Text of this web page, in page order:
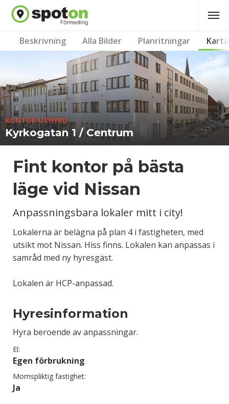
Beskrivning Alla Bilder Planritningar Karta
KONTOR UTHYRD
Kyrkogatan 1 / Centrum
Fint kontor på bästa
läge vid Nissan
Anpassningsbara lokaler mitt i city!
Lokalerna är belägna på plan 4 i fastigheten, med
utsikt mot Nissan. Hiss finns. Lokalen kan anpassas i
samråd med ny hyresgäst.
Lokalen är HCP-anpassad.
Hyresinformation
Hyra beroende av anpassningar.
El:
Egen förbrukning
Momspliktig fastighet:
Ja